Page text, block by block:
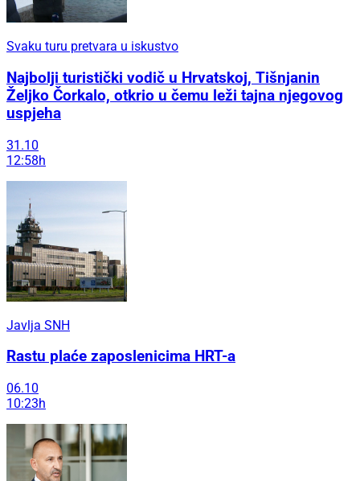
Svaku turu pretvara u iskustvo
Najbolji turistički vodič u Hrvatskoj, Tišnjanin
Željko Čorkalo, otkrio u čemu leži tajna njegovog
uspjeha
31.10
12:58h
Javlja SNH
Rastu plaće zaposlenicima HRT-a
06.10
10:23h